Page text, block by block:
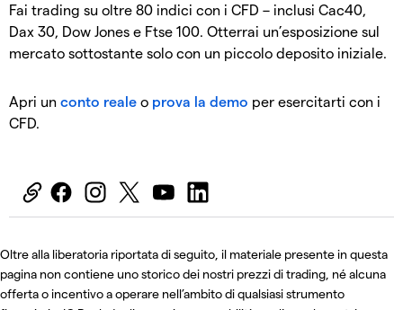
Fai trading su oltre 80 indici con i CFD – inclusi Cac40,
Dax 30, Dow Jones e Ftse 100. Otterrai un’esposizione sul
mercato sottostante solo con un piccolo deposito iniziale.
Apri un conto reale o prova la demo per esercitarti con i
CFD.
Oltre alla liberatoria riportata di seguito, il materiale presente in questa
pagina non contiene uno storico dei nostri prezzi di trading, né alcuna
offerta o incentivo a operare nell’ambito di qualsiasi strumento